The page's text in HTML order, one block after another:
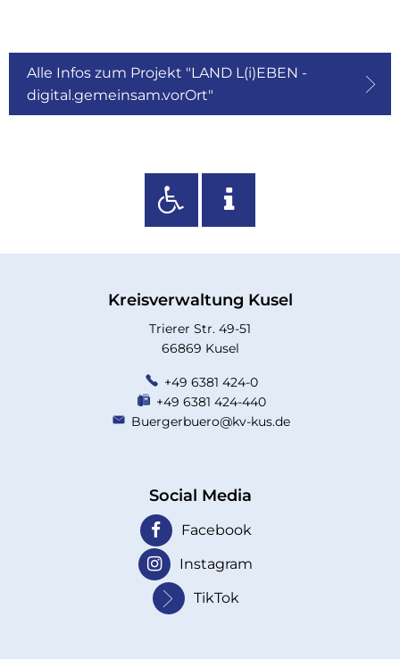
Alle Infos zum Projekt "LAND L(i)EBEN -
digital.gemeinsam.vorOrt"
Kreisverwaltung Kusel
Trierer Str. 49-51
66869 Kusel
+49 6381 424-0
+49 6381 424-440
Buergerbuero@kv-kus.de
Social Media
Facebook
Instagram
TikTok